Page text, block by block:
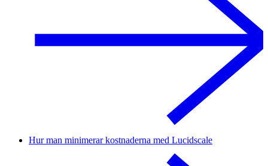
Hur man minimerar kostnaderna med Lucidscale